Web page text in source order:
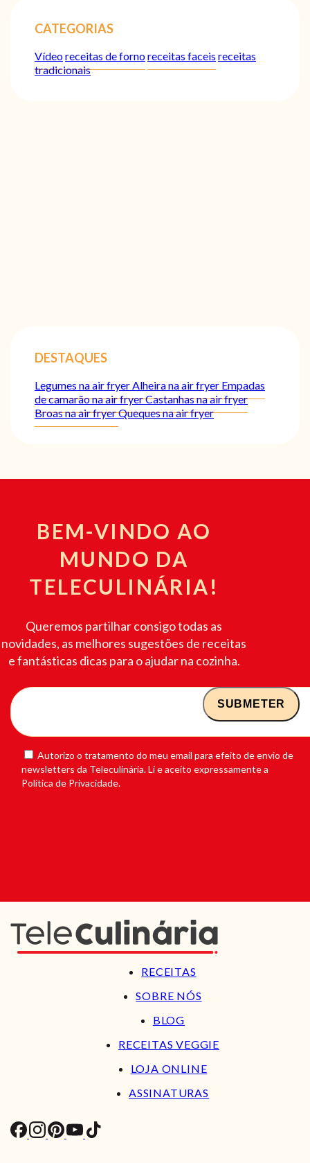
CATEGORIAS
Vídeoreceitas de fornoreceitas faceis receitas
tradicionais
DESTAQUES
Legumes na air fryerAlheira na air fryer Empadas
de camarão na air fryerCastanhas na air fryer
Broas na air fryerQueques na air fryer
BEM-VINDO AO
MUNDO DA
TELECULINÁRIA!
Queremos partilhar consigo todas as
novidades, as melhores sugestões de receitas
e fantásticas dicas para o ajudar na cozinha.
Autorizo o tratamento do meu email para efeito de envio de
newsletters da Teleculinária. Li e aceito expressamente a
Política de Privacidade.
RECEITAS
SOBRE NÓS
BLOG
RECEITAS VEGGIE
LOJA ONLINE
ASSINATURAS